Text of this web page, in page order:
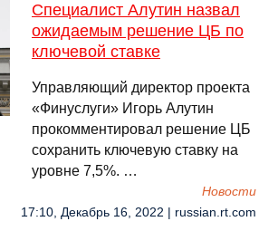
Специалист Алутин назвал
ожидаемым решение ЦБ по
ключевой ставке
Управляющий директор проекта
«Финуслуги» Игорь Алутин
прокомментировал решение ЦБ
сохранить ключевую ставку на
уровне 7,5%. …
Новости
17:10, Декабрь 16, 2022 | russian.rt.com